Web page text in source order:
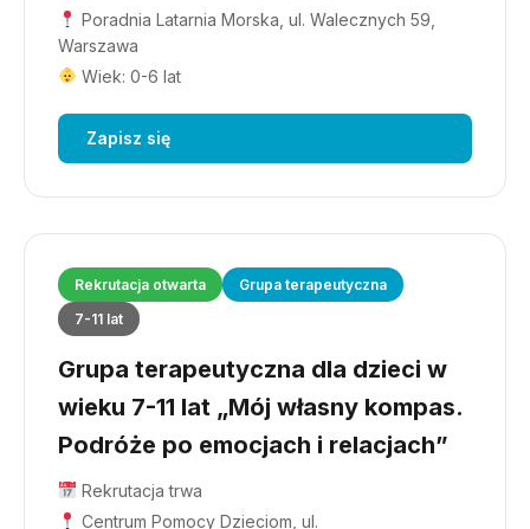
Poradnia Latarnia Morska, ul. Walecznych 59,
Warszawa
Wiek: 0-6 lat
Zapisz się
Rekrutacja otwarta
Grupa terapeutyczna
7-11 lat
Grupa terapeutyczna dla dzieci w
wieku 7-11 lat „Mój własny kompas.
Podróże po emocjach i relacjach”
Rekrutacja trwa
Centrum Pomocy Dzieciom, ul.